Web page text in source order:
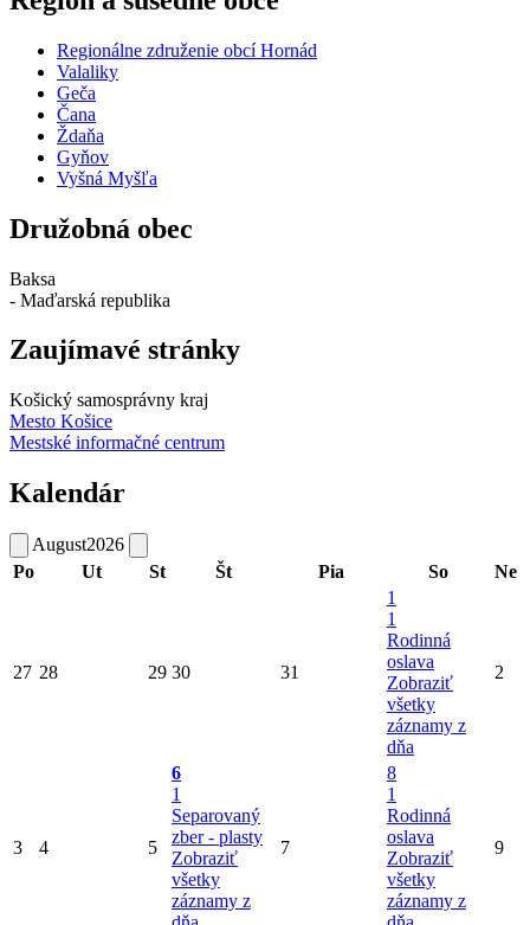
Regionálne združenie obcí Hornád
Valaliky
Geča
Čana
Ždaňa
Gyňov
Vyšná Myšľa
Družobná obec
Baksa
- Maďarská republika
Zaujímavé stránky
Košický samosprávny kraj
Mesto Košice
Mestské informačné centrum
Kalendár
August2026
Po
Ut St Št Pia So Ne
27 28 29 30 31
1
1
Rodinná
oslava
Zobraziť
všetky
záznamy z
dňa
2
3 4 5
6
1
Separovaný
zber - plasty
Zobraziť
všetky
záznamy z
7
8
1
Rodinná
oslava
Zobraziť
všetky
záznamy z
9